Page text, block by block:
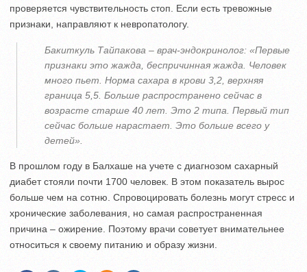
проверяется чувствительность стоп. Если есть тревожные
признаки, направляют к невропатологу.
Бакиткуль Тайпакова – врач-эндокринолог: «Первые
признаки это жажда, беспричинная жажда. Человек
много пьет. Норма сахара в крови 3,2, верхняя
граница 5,5. Больше распространено сейчас в
возрасте старше 40 лет. Это 2 типа. Первый тип
сейчас больше нарастает. Это больше всего у
детей».
В прошлом году в Балхаше на учете с диагнозом сахарный
диабет стояли почти 1700 человек. В этом показатель вырос
больше чем на сотню. Спровоцировать болезнь могут стресс и
хронические заболевания, но самая распространенная
причина – ожирение. Поэтому врачи советует внимательнее
относиться к своему питанию и образу жизни.